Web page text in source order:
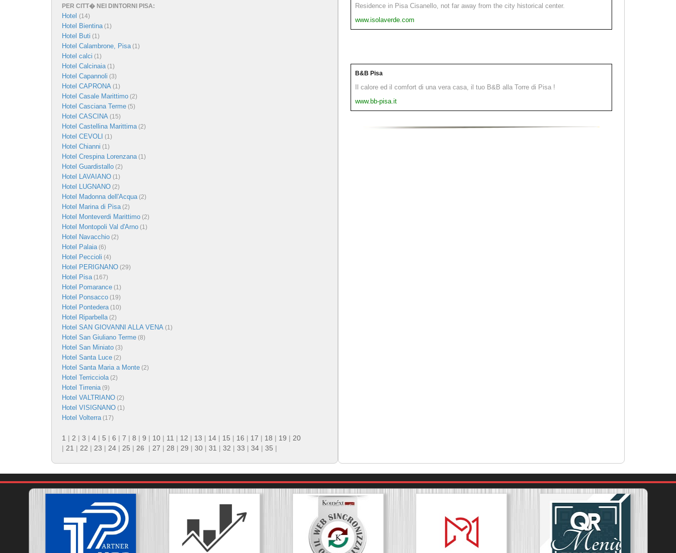
PER CITT� NEI DINTORNI PISA:
Hotel (14)
Hotel Bientina(1)
Hotel Buti (1)
Hotel Calambrone, Pisa(1)
Hotel calci (1)
Hotel Calcinaia(1)
Hotel Capannoli (3)
Hotel CAPRONA (1)
Hotel Casale Marittimo (2)
Hotel Casciana Terme (5)
Hotel CASCINA (15)
Hotel Castellina Marittima(2)
Hotel CEVOLI (1)
Hotel Chianni (1)
Hotel Crespina Lorenzana(1)
Hotel Guardistallo (2)
Hotel LAVAIANO (1)
Hotel LUGNANO (2)
Hotel Madonna dell'Acqua(2)
Hotel Marina di Pisa(2)
Hotel Monteverdi Marittimo (2)
Hotel Montopoli Val d'Arno (1)
Hotel Navacchio (2)
Hotel Palaia(6)
Hotel Peccioli (4)
Hotel PERIGNANO (29)
Hotel Pisa(167)
Hotel Pomarance (1)
Hotel Ponsacco (19)
Hotel Pontedera(10)
Hotel Riparbella(2)
Hotel SAN GIOVANNI ALLA VENA (1)
Hotel San Giuliano Terme (8)
Hotel San Miniato (3)
Hotel Santa Luce (2)
Hotel Santa Maria a Monte (2)
Hotel Terricciola(2)
Hotel Tirrenia(9)
Hotel VALTRIANO (2)
Hotel VISIGNANO (1)
Hotel Volterra(17)
1 | 2 | 3 | 4 | 5 | 6 | 7 | 8 | 9 | 10 | 11 | 12 | 13 | 14 | 15 | 16 | 17 | 18 | 19 | 20
| 21 | 22 | 23 | 24 | 25 | 26 | 27 | 28 | 29 | 30 | 31 | 32 | 33 | 34 | 35 |
Residence in Pisa Cisanello, not far away from the city historical center.
www.isolaverde.com
B&B Pisa
Il calore ed il comfort di una vera casa, il tuo B&B alla Torre di Pisa !
www.bb-pisa.it